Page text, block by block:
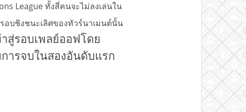
League ทั้งสี่คนจะไม่ลงเล่นใน
อบชิงชนะเลิศของทัวร์นาเมนต์นั้น
สู่รอบเพลย์ออฟโดย
ารจบในสองอันดับแรก